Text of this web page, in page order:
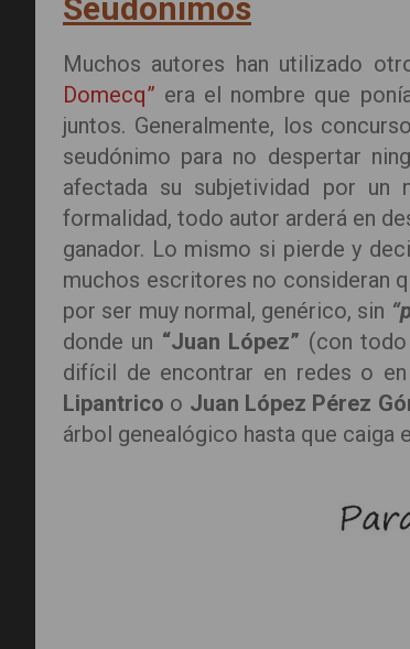
Seudónimos
Muchos autores han utilizado
Domecq” era el nombre que
juntos. Generalmente, los
seudónimo para no despertar
afectada su subjetividad por
formalidad, todo autor arderá en
ganador. Lo mismo si pierde y
muchos escritores no consideran
por ser muy normal, genérico, sin
donde un “Juan López” (con
difícil de encontrar en redes o
Lipantrico o Juan López Pérez
árbol genealógico hasta que caiga